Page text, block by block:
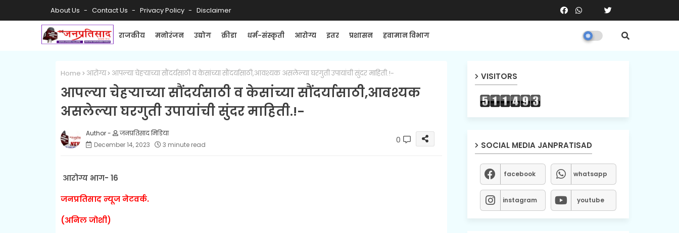
About Us Contact Us Privacy Policy Disclaimer
राजकीय मनोरंजन उद्योग क्रीडा धर्म-संस्कृती आरोग्य इतर प्रशासन हवामान विभाग
Home आरोग्य आपल्या चेहऱ्याच्या सौंदर्यसाठी व केसांच्या सौंदर्यासाठी,आवश्यक असलेल्या घरगुती उपायांची सुंदर माहिती.!-
आपल्या चेहऱ्याच्या सौंदर्यसाठी व केसांच्या सौंदर्यासाठी,आवश्यक
असलेल्या घरगुती उपायांची सुंदर माहिती.!-
जनप्रतिसाद मिडिया
December 14, 2023
3 minute read 0
आरोग्य भाग- 16
जनप्रतिसाद न्यूज नेटवर्क.
(अनिल जोशी)
VISITORS
SOCIAL MEDIA JANPRATISAD
facebook whatsapp
instagram youtube